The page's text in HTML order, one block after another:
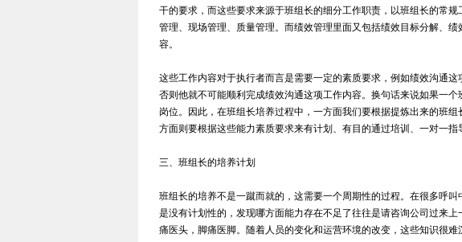
干的要求，而这些要求来源于班组长的细分工作职责，以班组长的常
管理、现场管理、质量管理。而绩效管理里面又包括绩效目标分解、
容。
这些工作内容对于执行者而言是需要一定的素质要求，例如绩效沟通
否则他就不可能顺利完成绩效沟通这项工作内容。换句话来说如果一
岗位。因此，在班组长培养过程中，一方面我们要根据提炼出来的班
方面则要根据这些能力素质要求来有计划、有目的通过培训、一对一指
三、班组长的培养计划
班组长的培养不是一蹴而就的，这需要一个周期性的过程。在很多呼
是没有计划性的，发现哪方面能力存在不足了往往是请咨询公司过来
痛医头，脚痛医脚。随着人员的变化和运营环境的改变，这些知识很难